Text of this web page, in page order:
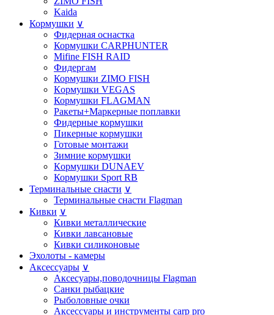
Kaida
Кормушки ∨
Фидерная оснастка
Кормушки CARPHUNTER
Mifine FISH RAID
Фидергам
Кормушки ZIMO FISH
Кoрмушки VEGAS
Кормушки FLAGMAN
Ракеты+Маркерные поплавки
Фидерные кормушки
Пикерные кормушки
Готовые монтажи
Зимние кормушки
Кoрмушки DUNAEV
Кормушки Sport RB
Терминальные снасти ∨
Терминальные снасти Flagman
Кивки ∨
Кивки металлические
Кивки лавсановые
Кивки силиконовые
Эхолоты - камеры
Аксессуары ∨
Аксесуары,поводочницы Flagman
Санки рыбацкие
Рыболовные очки
Аксессуары и инструменты carp pro